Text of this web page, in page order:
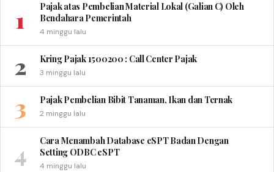
1
Pajak atas Pembelian Material Lokal (Galian C) Oleh
Bendahara Pemerintah
4 minggu lalu
2 Kring Pajak 1500200 : Call Center Pajak
3 minggu lalu
3 Pajak Pembelian Bibit Tanaman, Ikan dan Ternak
2 minggu lalu
4
Cara Menambah Database eSPT Badan Dengan
Setting ODBC eSPT
4 minggu lalu